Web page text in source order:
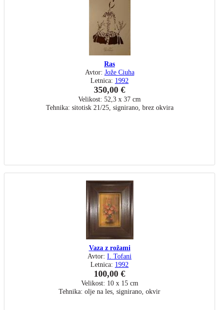
Ras
Avtor: Jože Ciuha
Letnica: 1992
350,00 €
Velikost: 52,3 x 37 cm
Tehnika: sitotisk 21/25, signirano, brez okvira
Vaza z rožami
Avtor: I. Tofani
Letnica: 1992
100,00 €
Velikost: 10 x 15 cm
Tehnika: olje na les, signirano, okvir